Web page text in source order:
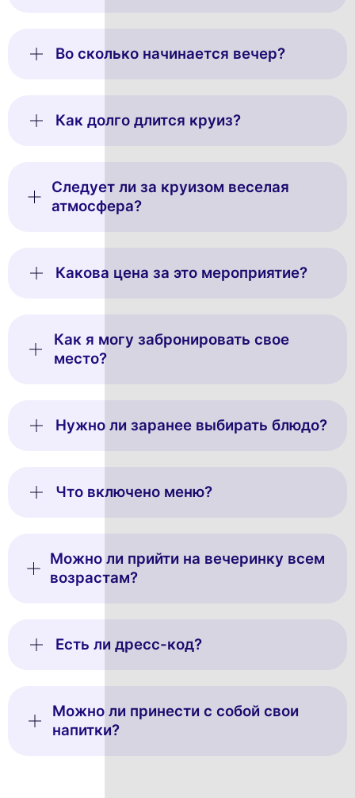
Во сколько начинается вечер?
Как долго длится круиз?
Следует ли за круизом веселая
атмосфера?
Какова цена за это мероприятие?
Как я могу забронировать свое
место?
Нужно ли заранее выбирать блюдо?
Что включено меню?
Можно ли прийти на вечеринку всем
возрастам?
Есть ли дресс-код?
Можно ли принести с собой свои
напитки?